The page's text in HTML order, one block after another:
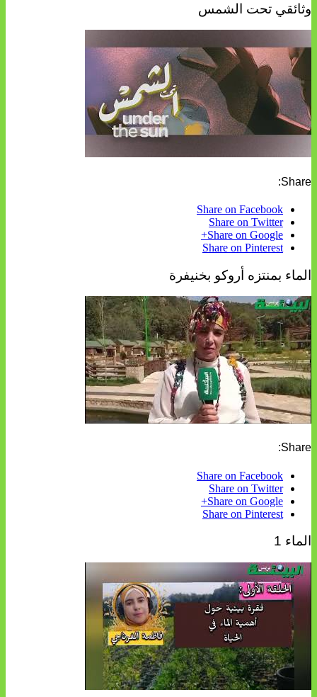
وثائقي تحت الشمس
Share:
Share on Facebook
Share on Twitter
Share on Google+
Share on Pinterest
الماء بمنتزه أروكو بخنيفرة
Share:
Share on Facebook
Share on Twitter
Share on Google+
Share on Pinterest
الماء 1